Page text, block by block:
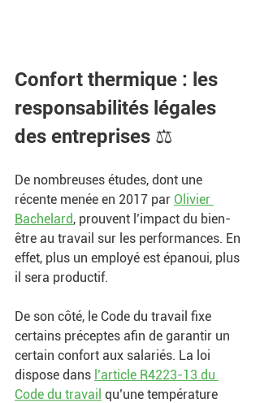
Confort thermique : les
responsabilités légales
des entreprises ⚖️
De nombreuses études, dont une
récente menée en 2017 par Olivier
Bachelard, prouvent l’impact du bien-
être au travail sur les performances. En
effet, plus un employé est épanoui, plus
il sera productif.
De son côté, le Code du travail fixe
certains préceptes afin de garantir un
certain confort aux salariés. La loi
dispose dans l’article R4223-13 du
Code du travail qu’une température